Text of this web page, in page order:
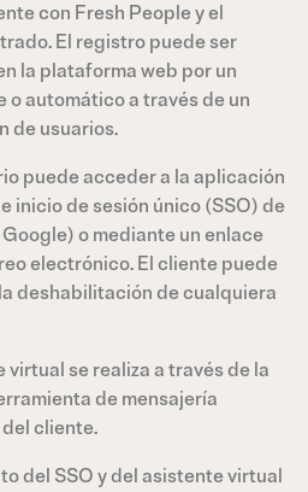
con Fresh People y el
El registro puede ser
la plataforma web por un
automático a través de un
de usuarios.
puede acceder a la aplicación
inicio de sesión único (SSO) de
o mediante un enlace
electrónico. El cliente puede
deshabilitación de cualquiera
virtual se realiza a través de la
de mensajería
cliente.
del SSO y del asistente virtual